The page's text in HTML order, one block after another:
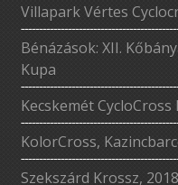
Villapark Vértes
Bénázások: XII.
Kupa
Kecskemét
KolorCross,
Szekszárd Krossz,